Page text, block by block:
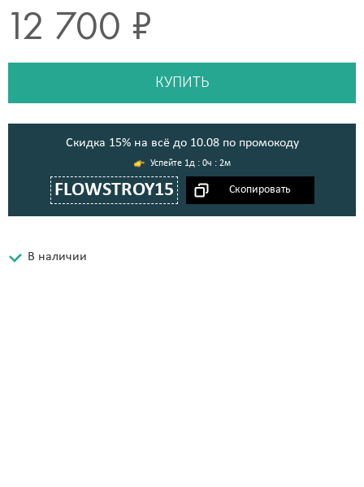
12 700 ₽
КУПИТЬ
Cкидка 15% на всё до 10.08 по промокоду
FLOWSTROY15
1д : 0ч : 2м
В наличии